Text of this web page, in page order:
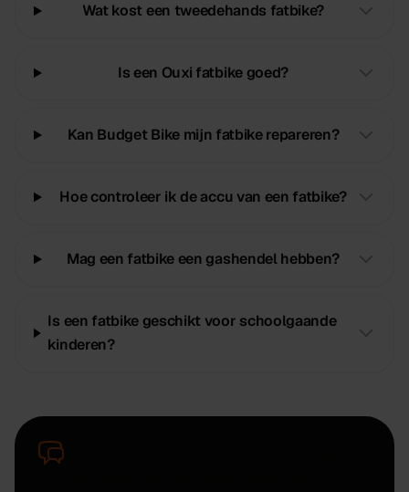
Wat kost een tweedehands fatbike?
Is een Ouxi fatbike goed?
Kan Budget Bike mijn fatbike repareren?
Hoe controleer ik de accu van een fatbike?
Mag een fatbike een gashendel hebben?
Is een fatbike geschikt voor schoolgaande
kinderen?